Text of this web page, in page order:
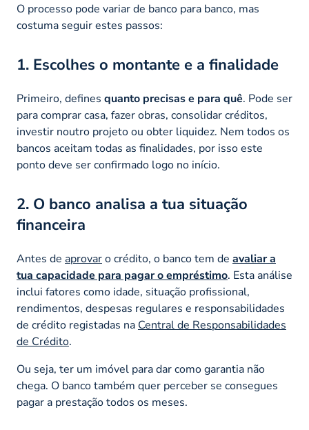
O processo pode variar de banco para banco, mas
costuma seguir estes passos:
1. Escolhes o montante e a finalidade
Primeiro, defines quanto precisas e para quê. Pode ser
para comprar casa, fazer obras, consolidar créditos,
investir noutro projeto ou obter liquidez. Nem todos os
bancos aceitam todas as finalidades, por isso este
ponto deve ser confirmado logo no início.
2. O banco analisa a tua situação
financeira
Antes de aprovaro crédito, o banco tem de avaliar a
tua capacidade para pagar o empréstimo. Esta análise
inclui fatores como idade, situação profissional,
rendimentos, despesas regulares e responsabilidades
de crédito registadas na Central de Responsabilidades
de Crédito.
Ou seja, ter um imóvel para dar como garantia não
chega. O banco também quer perceber se consegues
pagar a prestação todos os meses.